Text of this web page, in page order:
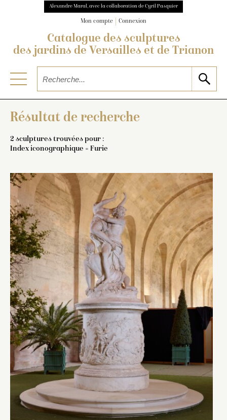
Alexandre Maral, avec la collaboration de Cyril Pasquier
Mon compte Connexion
Catalogue des sculptures
des jardins de Versailles et de Trianon
Résultat de recherche
2 sculptures trouvées pour :
Index iconographique = Furie